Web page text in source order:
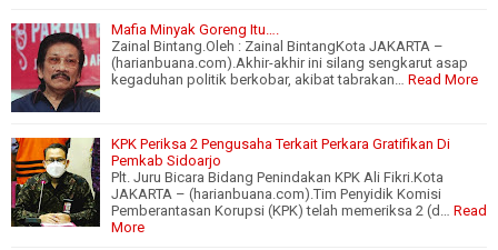
Mafia Minyak Goreng Itu….
Zainal Bintang.Oleh : Zainal BintangKota JAKARTA –
(harianbuana.com).Akhir-akhir ini silang sengkarut asap
kegaduhan politik berkobar, akibat tabrakan… Read More
KPK Periksa 2 Pengusaha Terkait Perkara Gratifikan Di
Pemkab Sidoarjo
Plt. Juru Bicara Bidang Penindakan KPK Ali Fikri.Kota
JAKARTA – (harianbuana.com).Tim Penyidik Komisi
Pemberantasan Korupsi (KPK) telah memeriksa 2 (d… Read
More